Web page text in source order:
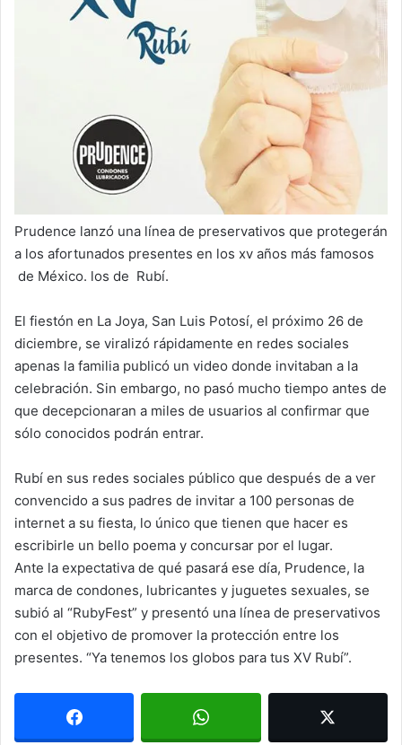
Prudence lanzó una línea de preservativos que protegerán
a los afortunados presentes en los xv años más famosos
de México. los de Rubí.
El fiestón en La Joya, San Luis Potosí, el próximo 26 de
diciembre, se viralizó rápidamente en redes sociales
apenas la familia publicó un video donde invitaban a la
celebración. Sin embargo, no pasó mucho tiempo antes de
que decepcionaran a miles de usuarios al confirmar que
sólo conocidos podrán entrar.
Rubí en sus redes sociales público que después de a ver
convencido a sus padres de invitar a 100 personas de
internet a su fiesta, lo único que tienen que hacer es
escribirle un bello poema y concursar por el lugar.
Ante la expectativa de qué pasará ese día, Prudence, la
marca de condones, lubricantes y juguetes sexuales, se
subió al “RubyFest” y presentó una línea de preservativos
con el objetivo de promover la protección entre los
presentes. “Ya tenemos los globos para tus XV Rubí”.